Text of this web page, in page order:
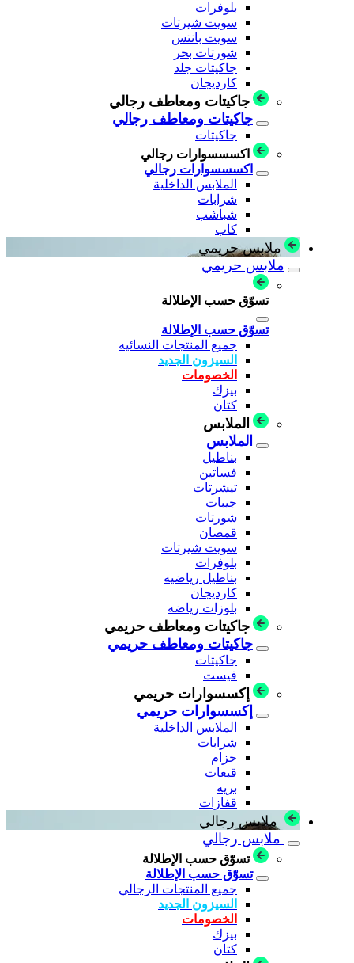
بلوفرات
سويت شيرتات
سويت بانتس
شورتات بحر
جاكيتات جلد
كارديجان
جاكيتات ومعاطف رجالي
جاكيتات ومعاطف رجالي
جاكيتات
اكسسسوارات رجالي
اكسسسوارات رجالي
الملابس الداخلية
شرابات
شباشب
كاب
ملابس حريمي
ملابس حريمي
تسوّق حسب الإطلالة
تسوّق حسب الإطلالة
جميع المنتجات النسائيه
السيزون الجديد
الخصومات
بيزك
كتان
الملابس
الملابس
بناطيل
فساتين
تيشرتات
جيبات
شورتات
قمصان
سويت شيرتات
بلوفرات
بناطيل رياضيه
كارديجان
بلوزات رياضه
جاكيتات ومعاطف حريمي
جاكيتات ومعاطف حريمي
جاكيتات
فيست
إكسسوارات حريمي
إكسسوارات حريمي
الملابس الداخلية
شرابات
حزام
قبعات
بريه
قفازات
ملابس رجالي
ملابس رجالي
تسوّق حسب الإطلالة
تسوّق حسب الإطلالة
جميع المنتجات الرجالي
السيزون الجديد
الخصومات
بيزك
كتان